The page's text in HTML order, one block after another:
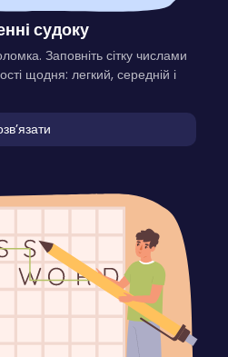
судоку
Заповніть сітку числами
щодня: легкий, середній і